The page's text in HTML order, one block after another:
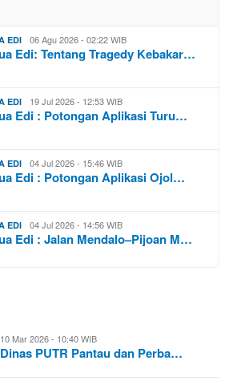
EDI 06 Agu 2026 - 02:22 WIB
Edi: Tentang Tragedy Kebakar…
EDI 19 Jul 2026 - 12:53 WIB
Edi : Potongan Aplikasi Turu…
EDI 04 Jul 2026 - 15:46 WIB
Edi : Potongan Aplikasi Ojol…
EDI 04 Jul 2026 - 14:56 WIB
Edi : Jalan Mendalo–Pijoan M…
10 Mar 2026 - 10:40 WIB
PUTR Pantau dan Perba…